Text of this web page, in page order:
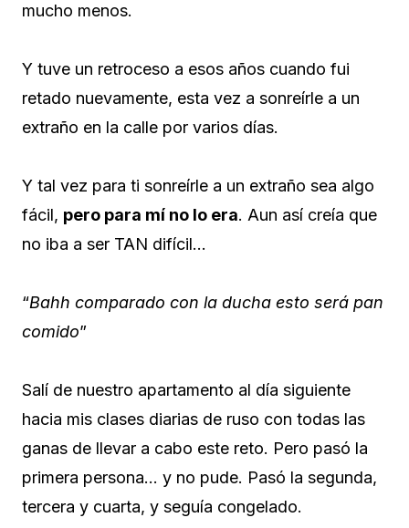
mucho menos.
Y tuve un retroceso a esos años cuando fui
retado nuevamente, esta vez a sonreírle a un
extraño en la calle por varios días.
Y tal vez para ti sonreírle a un extraño sea algo
fácil, pero para mí no lo era. Aun así creía que
no iba a ser TAN difícil…
“Bahh comparado con la ducha esto será pan
comido”
Salí de nuestro apartamento al día siguiente
hacia mis clases diarias de ruso con todas las
ganas de llevar a cabo este reto. Pero pasó la
primera persona… y no pude. Pasó la segunda,
tercera y cuarta, y seguía congelado.